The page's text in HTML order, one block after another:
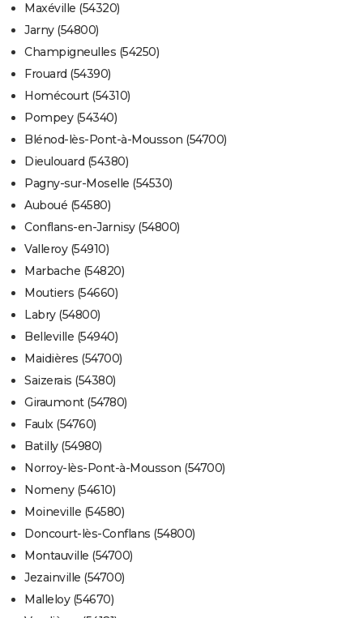
Maxéville (54320)
Jarny (54800)
Champigneulles (54250)
Frouard (54390)
Homécourt (54310)
Pompey (54340)
Blénod-lès-Pont-à-Mousson (54700)
Dieulouard (54380)
Pagny-sur-Moselle (54530)
Auboué (54580)
Conflans-en-Jarnisy (54800)
Valleroy (54910)
Marbache (54820)
Moutiers (54660)
Labry (54800)
Belleville (54940)
Maidières (54700)
Saizerais (54380)
Giraumont (54780)
Faulx (54760)
Batilly (54980)
Norroy-lès-Pont-à-Mousson (54700)
Nomeny (54610)
Moineville (54580)
Doncourt-lès-Conflans (54800)
Montauville (54700)
Jezainville (54700)
Malleloy (54670)